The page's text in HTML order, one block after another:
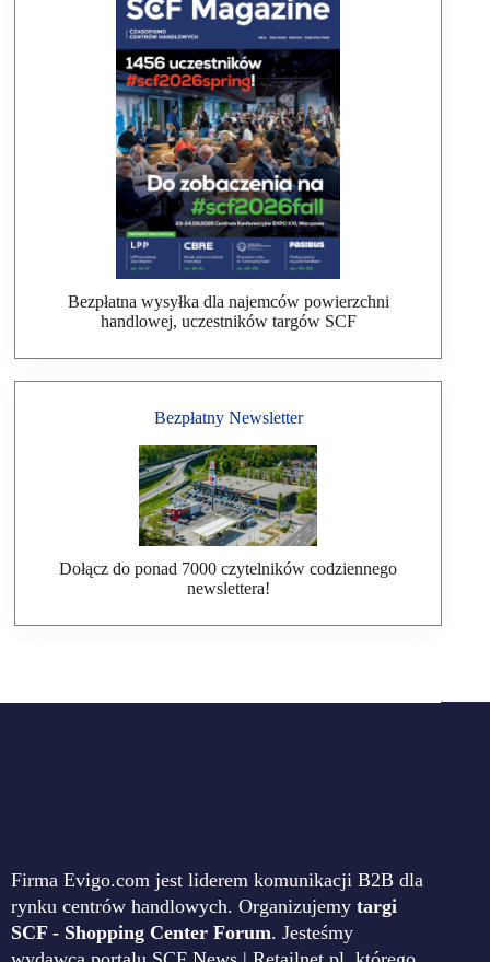
Bezpłatna wysyłka dla najemców powierzchni
handlowej, uczestników targów SCF
Bezpłatny Newsletter
Dołącz do ponad 7000 czytelników codziennego
newslettera!
Firma Evigo.com jest liderem komunikacji B2B dla
rynku centrów handlowych. Organizujemy targi
SCF - Shopping Center Forum. Jesteśmy